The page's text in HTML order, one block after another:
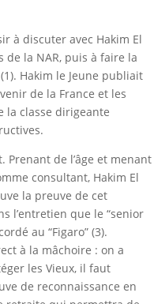
à discuter avec Hakim El
la NAR, puis à faire la
Hakim le Jeune publiait
de la France et les
la classe dirigeante
Prenant de l’âge et menant
consultant, Hakim El
la preuve de cet
l’entretien que le “senior
au “Figaro” (3).
à la mâchoire : on a
les Vieux, il faut
de reconnaissance en